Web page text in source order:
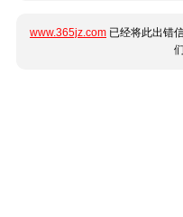
www.365jz.com 已经将此出错